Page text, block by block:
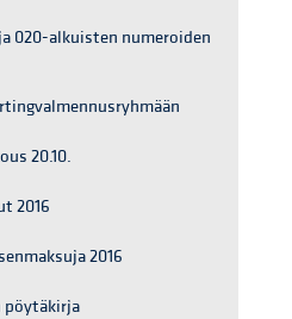
020-alkuisten numeroiden
20.10.
2016
2016
pöytäkirja